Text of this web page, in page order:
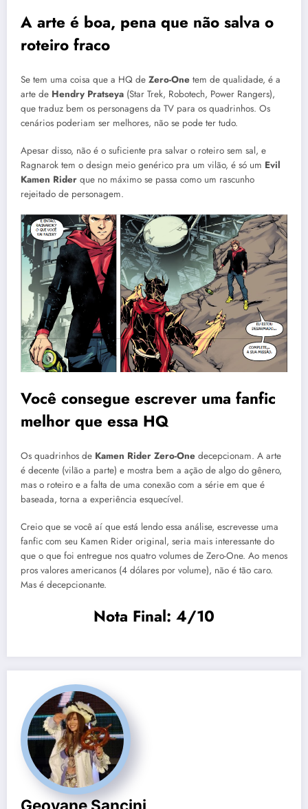
A arte é boa, pena que não salva o
roteiro fraco
Se tem uma coisa que a HQ de Zero-One tem de qualidade, é a
arte de Hendry Pratseya (Star Trek, Robotech, Power Rangers),
que traduz bem os personagens da TV para os quadrinhos. Os
cenários poderiam ser melhores, não se pode ter tudo.
Apesar disso, não é o suficiente pra salvar o roteiro sem sal, e
Ragnarok tem o design meio genérico pra um vilão, é só um Evil
Kamen Rider que no máximo se passa como um rascunho
rejeitado de personagem.
Você consegue escrever uma fanfic
melhor que essa HQ
Os quadrinhos de Kamen Rider Zero-One decepcionam. A arte
é decente (vilão a parte) e mostra bem a ação de algo do gênero,
mas o roteiro e a falta de uma conexão com a série em que é
baseada, torna a experiência esquecível.
Creio que se você aí que está lendo essa análise, escrevesse uma
fanfic com seu Kamen Rider original, seria mais interessante do
que o que foi entregue nos quatro volumes de Zero-One. Ao menos
pros valores americanos (4 dólares por volume), não é tão caro.
Mas é decepcionante.
Nota Final: 4/10